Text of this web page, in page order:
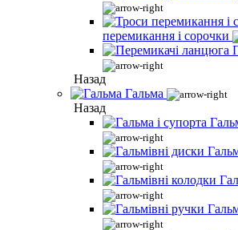
перемикання і сорочки
Назад
Гальма
Назад